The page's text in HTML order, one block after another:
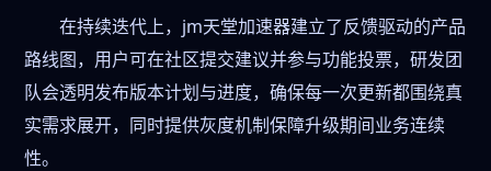
在持续迭代上，jm天堂加速器建立了反馈驱动的产品
路线图，用户可在社区提交建议并参与功能投票，研发团
队会透明发布版本计划与进度，确保每一次更新都围绕真
实需求展开，同时提供灰度机制保障升级期间业务连续
性。